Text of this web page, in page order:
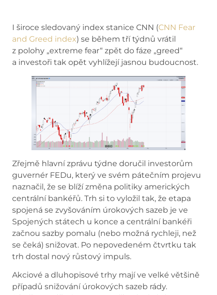
I široce sledovaný index stanice CNN (CNN Fear
and Greed index) se během tří týdnů vrátil
z polohy „extreme fear“ zpět do fáze „greed“
a investoři tak opět vyhlížejí jasnou budoucnost.
Zřejmě hlavní zprávu týdne doručil investorům
guvernér FEDu, který ve svém pátečním projevu
naznačil, že se blíží změna politiky amerických
centrální bankéřů. Trh si to vyložil tak, že etapa
spojená se zvyšováním úrokových sazeb je ve
Spojených státech u konce a centrální bankéři
začnou sazby pomalu (nebo možná rychleji, než
se čeká) snižovat. Po nepovedeném čtvrtku tak
trh dostal nový růstový impuls.
Akciové a dluhopisové trhy mají ve velké většině
případů snižování úrokových sazeb rády.